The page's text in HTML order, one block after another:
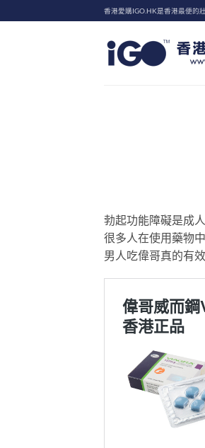
to
香港愛購IGO.HK是香港最便的
勃起功能障礙是成
很多人在使用藥物
男人吃偉哥真的有